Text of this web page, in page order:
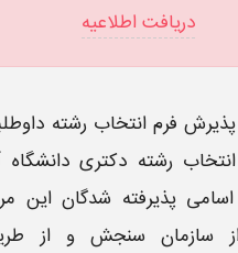
دریافت اطلاعیه
فرم انتخاب رشته
انتخاب رشته دکتری دانشگاه
پذیرفته شدگان این
سازمان سنجش و از